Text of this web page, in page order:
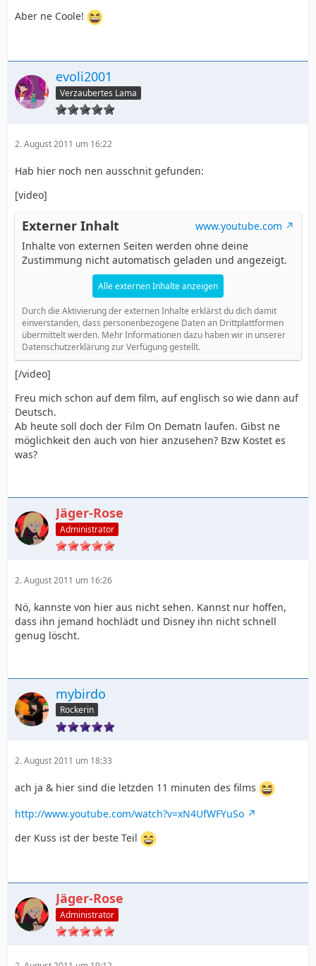
Aber ne Coole!
evoli2001
Verzaubertes Lama
2. August 2011 um 16:22
Hab hier noch nen ausschnit gefunden:
[video]
Externer Inhalt
www.youtube.com
Inhalte von externen Seiten werden ohne deine
Zustimmung nicht automatisch geladen und angezeigt.
Alle externen Inhalte anzeigen
Durch die Aktivierung der externen Inhalte erklärst du dich damit
einverstanden, dass personenbezogene Daten an Drittplattformen
übermittelt werden. Mehr Informationen dazu haben wir in unserer
Datenschutzerklärung zur Verfügung gestellt.
[/video]
Freu mich schon auf dem film, auf englisch so wie dann auf
Deutsch.
Ab heute soll doch der Film On Dematn laufen. Gibst ne
möglichkeit den auch von hier anzusehen? Bzw Kostet es
was?
Jäger-Rose
Administrator
2. August 2011 um 16:26
Nö, kannste von hier aus nicht sehen. Kannst nur hoffen,
dass ihn jemand hochlädt und Disney ihn nicht schnell
genug löscht.
mybirdo
Rockerin
2. August 2011 um 18:33
ach ja & hier sind die letzden 11 minuten des films
http://www.youtube.com/watch?v=xN4UfWFYuSo
der Kuss ist der beste Teil
Jäger-Rose
Administrator